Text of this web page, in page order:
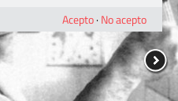
Acepto· No acepto